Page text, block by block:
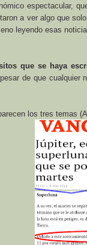
espectacular,
a ver algo que
leyendo esas
que se haya
de que
los tres temas